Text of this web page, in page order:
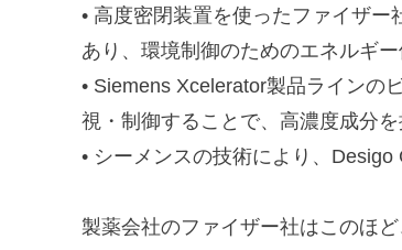
• 高度密閉装置を使ったファイザ
あり、環境制御のためのエネルギ
• Siemens Xcelerator製品ラインの
視・制御することで、高濃度成分
• シーメンスの技術により、
製薬会社のファイザー社はこのほ